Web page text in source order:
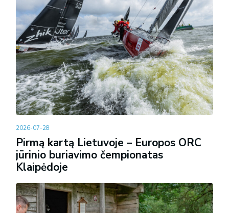
2026-07-28
Pirmą kartą Lietuvoje – Europos ORC
jūrinio buriavimo čempionatas
Klaipėdoje